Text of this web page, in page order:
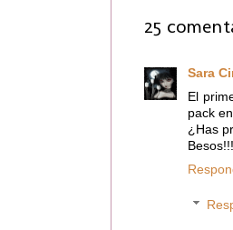
25
Sara
El
pack
¿Has
Besos!!!.